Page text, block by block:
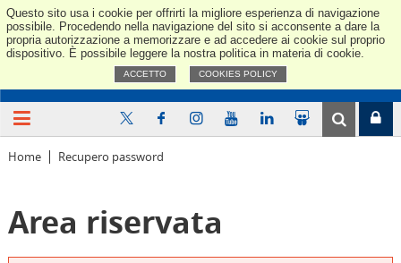
Questo sito usa i cookie per offrirti la migliore esperienza di navigazione
possibile. Procedendo nella navigazione del sito si acconsente a dare la
propria autorizzazione a memorizzare e ad accedere ai cookie sul proprio
dispositivo. È possibile leggere la nostra politica in materia di cookie.
ACCETTO COOKIES POLICY
Home Recupero password
Area riservata